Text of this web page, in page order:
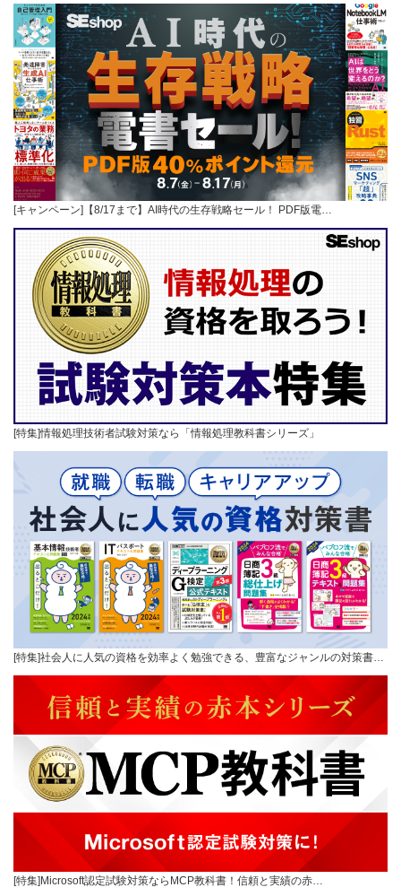
[キャンペーン]【8/17まで】AI時代の生存戦略セール！ PDF版電…
[特集]情報処理技術者試験対策なら「情報処理教科書シリーズ」
[特集]社会人に人気の資格を効率よく勉強できる、豊富なジャンルの対策書…
[特集]Microsoft認定試験対策ならMCP教科書！信頼と実績の赤…